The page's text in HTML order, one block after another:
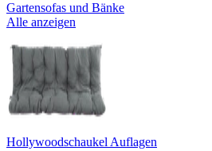
Gartensofas und Bänke
Alle anzeigen
Hollywoodschaukel Auflagen